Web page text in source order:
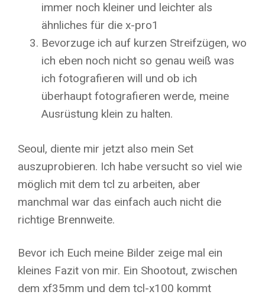
immer noch kleiner und leichter als
ähnliches für die x-pro1
Bevorzuge ich auf kurzen Streifzügen, wo
ich eben noch nicht so genau weiß was
ich fotografieren will und ob ich
überhaupt fotografieren werde, meine
Ausrüstung klein zu halten.
Seoul, diente mir jetzt also mein Set
auszuprobieren. Ich habe versucht so viel wie
möglich mit dem tcl zu arbeiten, aber
manchmal war das einfach auch nicht die
richtige Brennweite.
Bevor ich Euch meine Bilder zeige mal ein
kleines Fazit von mir. Ein Shootout, zwischen
dem xf35mm und dem tcl-x100 kommt